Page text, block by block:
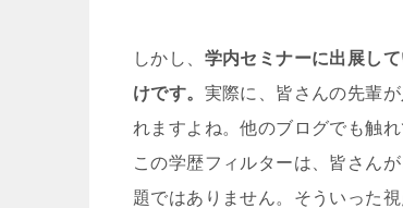
しかし、 学内セミナーに出展し
けです。 実際に、皆さんの先輩
れますよね。他のブログでも触
この学歴フィルターは、皆さん
題ではありません。そういった